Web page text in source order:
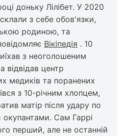
доньку Лілібет. У 2020
з себе обов'язки,
родиною, та
Вікіпедія . 10
з неоголошеним
відвідав центр
медиків та поранених
з 10-річним хлопцем,
матір після удару по
окупантами. Сам Гаррі
перший, але не останній